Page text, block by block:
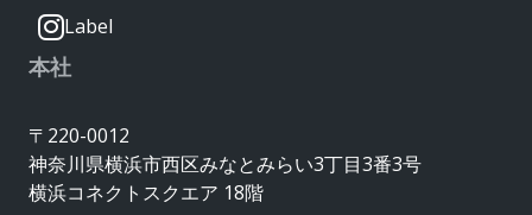
Label
本社
〒220-0012
神奈川県横浜市西区みなとみらい3丁目3番3号
横浜コネクトスクエア 18階